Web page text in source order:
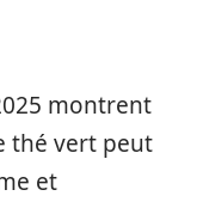
montrent
thé vert peut
et